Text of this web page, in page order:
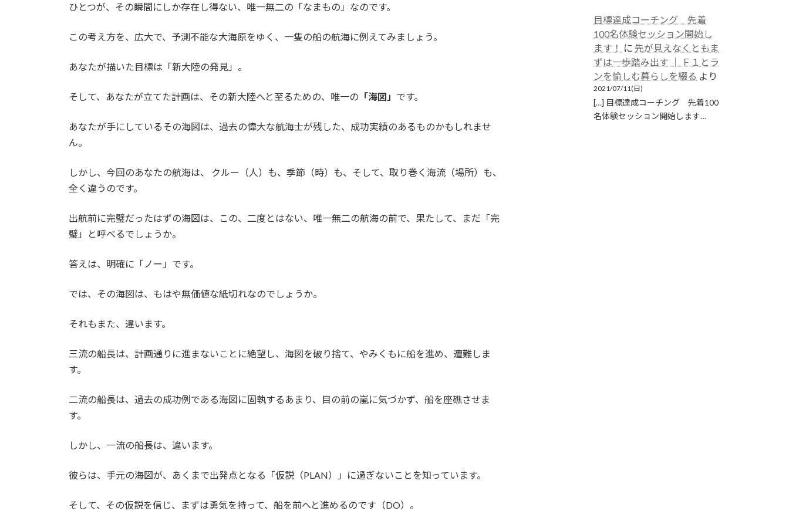
ひとつが、その瞬間にしか存在し得ない、唯一無二の「なまもの」なのです。
この考え方を、広大で、予測不能な大海原をゆく、一隻の船の航海に例えてみましょう。
あなたが描いた目標は「新大陸の発見」。
そして、あなたが立てた計画は、その新大陸へと至るための、唯一の 「海図」 です。
あなたが手にしているその海図は、過去の偉大な航海士が残した、成功実績のあるものかもしれませ
ん。
しかし、今回のあなたの航海は、 クルー（人）も、季節（時）も、そして、取り巻く海流（場所）も、
全く違うのです。
出航前に完璧だったはずの海図は、この、二度とはない、唯一無二の航海の前で、果たして、まだ「完
璧」と呼べるでしょうか。
答えは、明確に「ノー」です。
では、その海図は、もはや無価値な紙切れなのでしょうか。
それもまた、違います。
三流の船長は、計画通りに進まないことに絶望し、海図を破り捨て、やみくもに船を進め、遭難しま
す。
二流の船長は、過去の成功例である海図に固執するあまり、目の前の嵐に気づかず、船を座礁させま
す。
しかし、一流の船長は、違います。
彼らは、手元の海図が、あくまで出発点となる「仮説（PLAN）」に過ぎないことを知っています。
そして、その仮説を信じ、まずは勇気を持って、船を前へと進めるのです（DO）。
目標達成コーチング 先着
100名体験セッション開始し
ます！
に先が見えなくともま
ずは一歩踏み出す │ Ｆ１とラ
ンを愉しむ暮らしを綴る より
2021/07/11(日)
[…] 目標達成コーチング 先着100
名体験セッション開始します…